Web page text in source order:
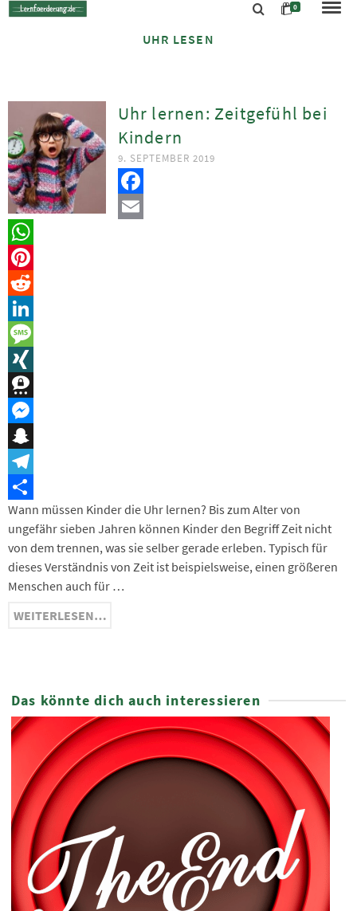
0
UHR LESEN
Uhr lernen: Zeitgefühl bei
Kindern
9. SEPTEMBER 2019
Facebook
Email
WhatsApp
Pinterest
Reddit
LinkedIn
Message
XING
Threema
Messenger
Snapchat
Telegram
Teilen
Wann müssen Kinder die Uhr lernen? Bis zum Alter von
ungefähr sieben Jahren können Kinder den Begriff Zeit nicht
von dem trennen, was sie selber gerade erleben. Typisch für
dieses Verständnis von Zeit ist beispielsweise, einen größeren
Menschen auch für …
WEITERLESEN…
Das könnte dich auch interessieren